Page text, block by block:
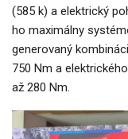
(585 k) a elektrický
ho maximálny
generovaný
750 Nm a
až 280 Nm.